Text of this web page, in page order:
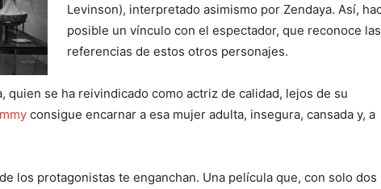
Levinson), interpretado asimismo por Zendaya. Así,
posible un vínculo con el espectador, que reconoce las
referencias de estos otros personajes.
se ha reivindicado como actriz de calidad, lejos de su
consigue encarnar a esa mujer adulta, insegura, cansada y, a
los protagonistas te enganchan. Una película que, con solo dos